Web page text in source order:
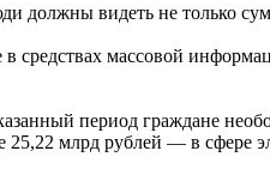
должны видеть не только
средствах массовой
период граждане
25,22 млрд рублей — в